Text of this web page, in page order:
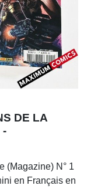
DE LA
-
(Magazine) N° 1
en Français en